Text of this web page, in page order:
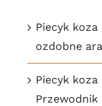
Piecyk
ozdobne
Piecyk